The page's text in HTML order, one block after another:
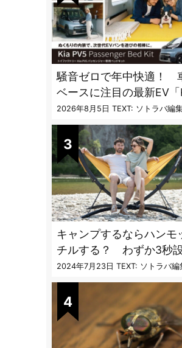
騒音ゼロで年中快適！
ベースに注目の最新EV
PV5」専用ベッドキット
2026年8月5日 TEXT: ソトラバ編
キャンプするならハンモ
チルする？ わずか3秒
格派ハンモックスタンド
的過ぎる
2024年7月23日 TEXT: ソトラバ編